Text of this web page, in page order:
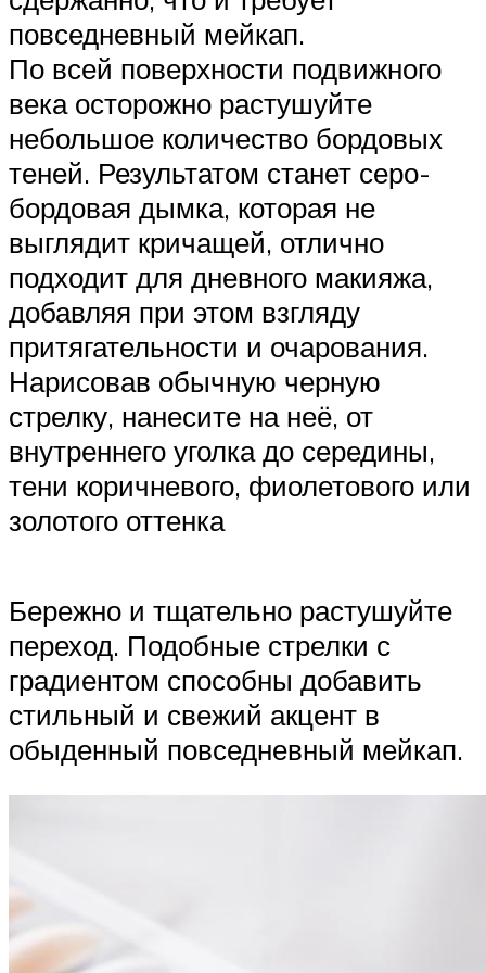
повседневный мейкап.
По всей поверхности подвижного
века осторожно растушуйте
небольшое количество бордовых
теней. Результатом станет серо-
бордовая дымка, которая не
выглядит кричащей, отлично
подходит для дневного макияжа,
добавляя при этом взгляду
притягательности и очарования.
Нарисовав обычную черную
стрелку, нанесите на неё, от
внутреннего уголка до середины,
тени коричневого, фиолетового или
золотого оттенка
Бережно и тщательно растушуйте
переход. Подобные стрелки с
градиентом способны добавить
стильный и свежий акцент в
обыденный повседневный мейкап.